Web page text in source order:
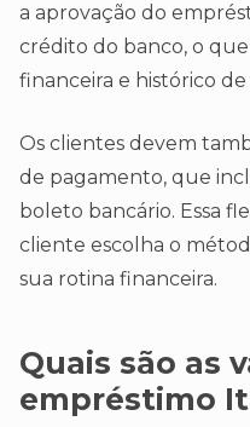
a aprovação do
crédito do banco, o
financeira e histórico
Os clientes devem
de pagamento, que
boleto bancário. Essa
cliente escolha o
sua rotina financeira.
Quais são as
empréstimo